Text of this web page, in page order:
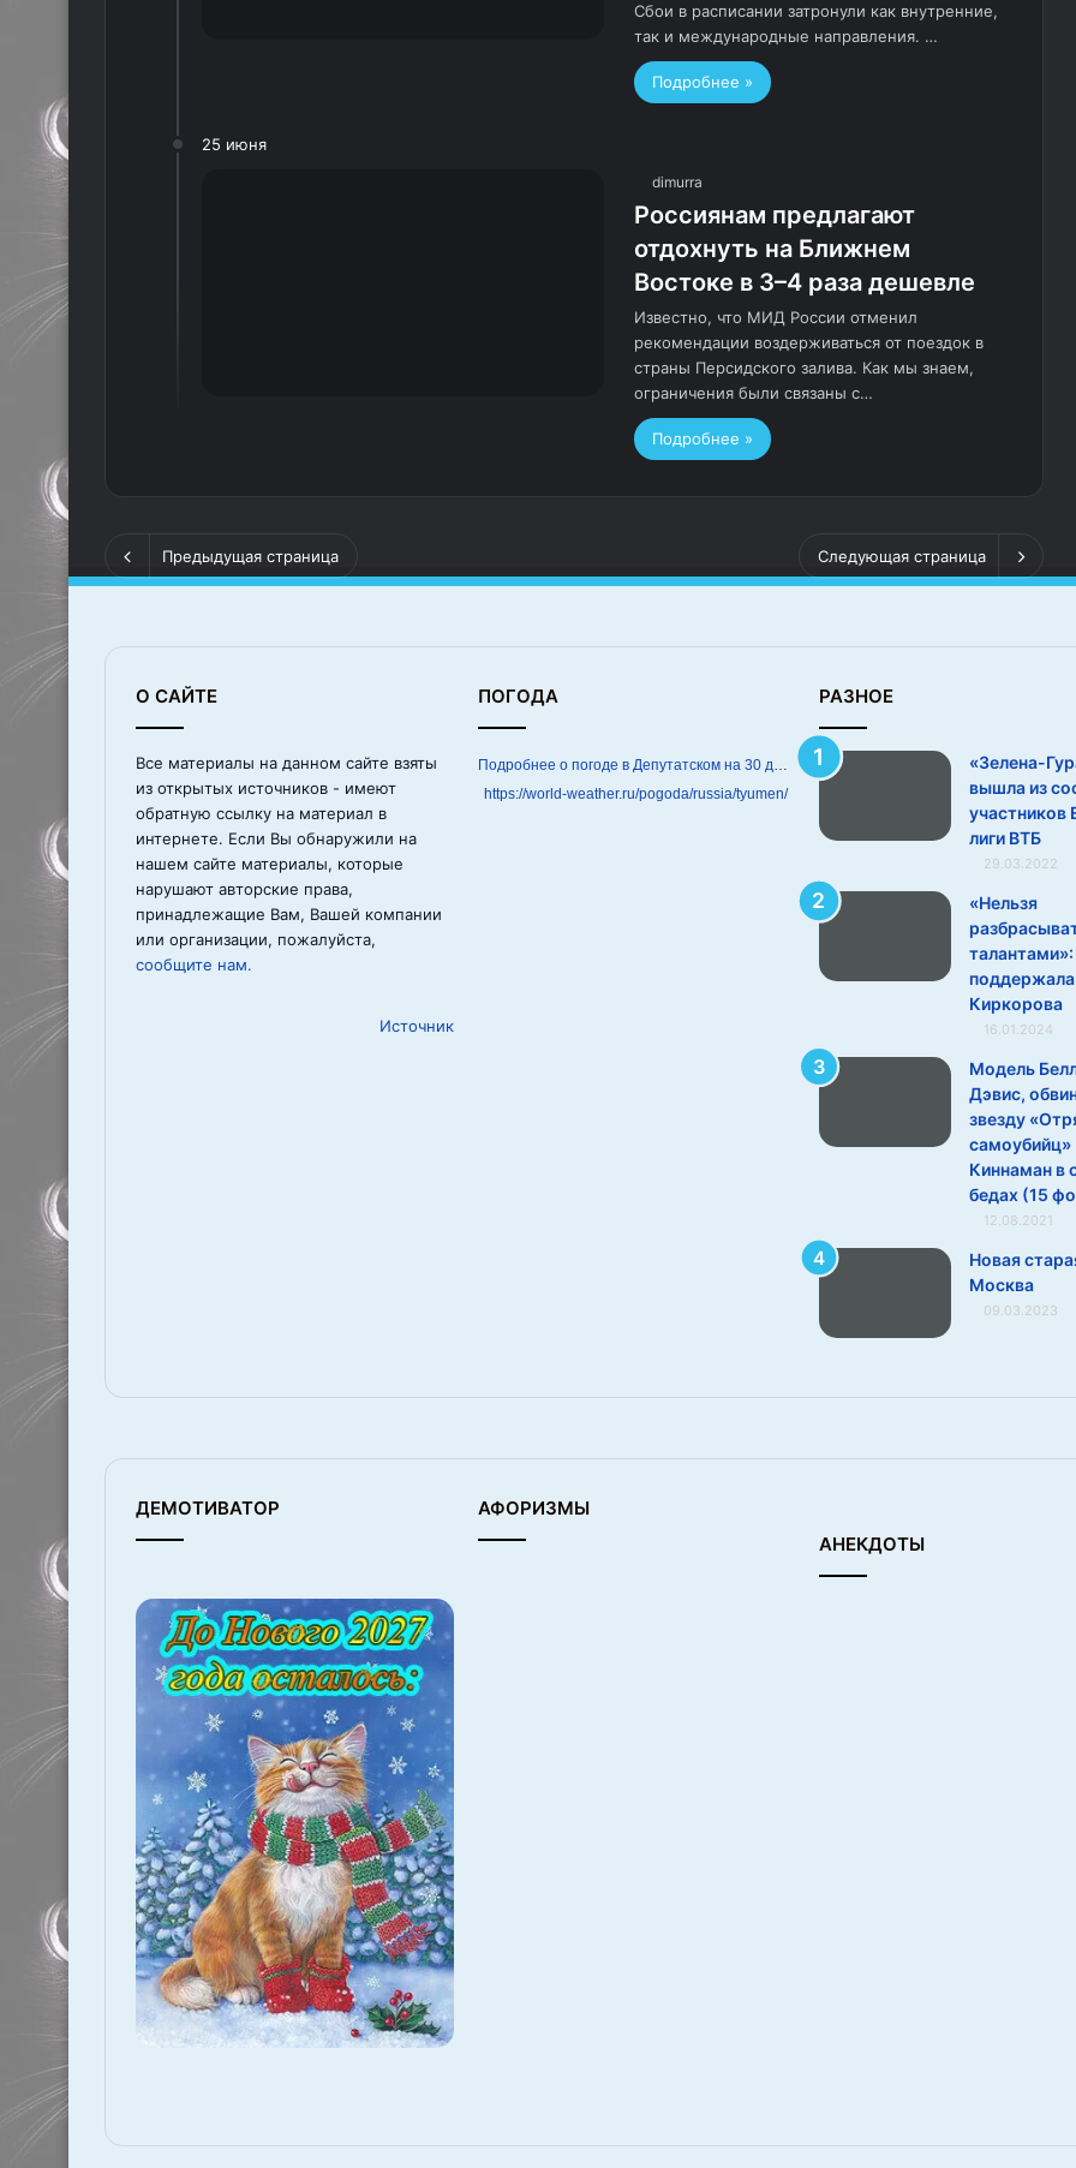
Сбои в расписании затронули как внутренние,
так и международные направления. …
Подробнее »
25 июня
dimurra
Россиянам предлагают
отдохнуть на Ближнем
Востоке в 3–4 раза дешевле
Известно, что МИД России отменил
рекомендации воздерживаться от поездок в
страны Персидского залива. Как мы знаем,
ограничения были связаны с…
Подробнее »
Предыдущая страница Следующая страница
О САЙТЕ
Все материалы на данном сайте взяты
из открытых источников - имеют
обратную ссылку на материал в
интернете. Если Вы обнаружили на
нашем сайте материалы, которые
нарушают авторские права,
принадлежащие Вам, Вашей компании
или организации, пожалуйста,
сообщите нам.
Источник
ПОГОДА
Подробнее о погоде в Депутатском на 30 дней
https://world-weather.ru/pogoda/russia/tyumen/
РАЗНОЕ
«Зелена-
вышла из
участников
лиги ВТБ
29.03.2022
«Нельзя
талантами»:
поддержала
Киркорова
16.01.2024
Модель
Дэвис,
звезду
Киннаман в
бедах (15
12.08.2021
Новая
Москва
09.03.2023
ДЕМОТИВАТОР
АФОРИЗМЫ
АНЕКДОТЫ